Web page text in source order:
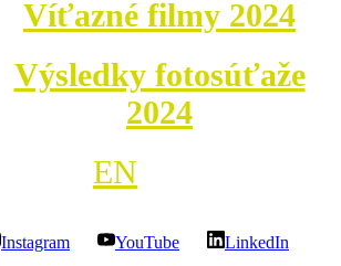
Víťazné filmy 2024
Výsledky fotosúťaže
2024
EN
Instagram YouTube LinkedIn